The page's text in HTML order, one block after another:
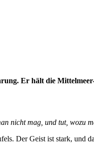
Er hält die
nicht mag, und tut, wozu
Der Geist ist stark, und